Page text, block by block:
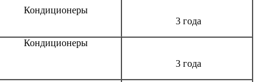
Кондиционеры
3 года
Кондиционеры
3 года